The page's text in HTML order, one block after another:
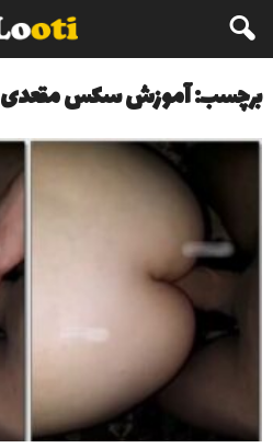
برچسب: آموزش سکس مقعدی